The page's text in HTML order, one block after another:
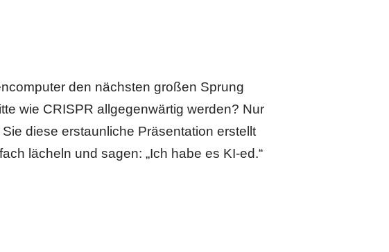
den nächsten großen Sprung
wie CRISPR allgegenwärtig werden? Nur
diese erstaunliche Präsentation erstellt
lächeln und sagen: „Ich habe es KI-ed.“